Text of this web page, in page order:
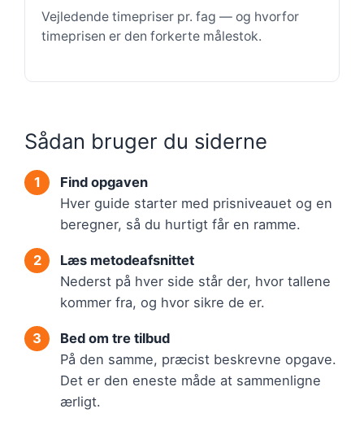
Vejledende timepriser pr. fag — og hvorfor
timeprisen er den forkerte målestok.
Sådan bruger du siderne
Find opgaven
Hver guide starter med prisniveauet og en
beregner, så du hurtigt får en ramme.
Læs metodeafsnittet
Nederst på hver side står der, hvor tallene
kommer fra, og hvor sikre de er.
Bed om tre tilbud
På den samme, præcist beskrevne opgave.
Det er den eneste måde at sammenligne
ærligt.